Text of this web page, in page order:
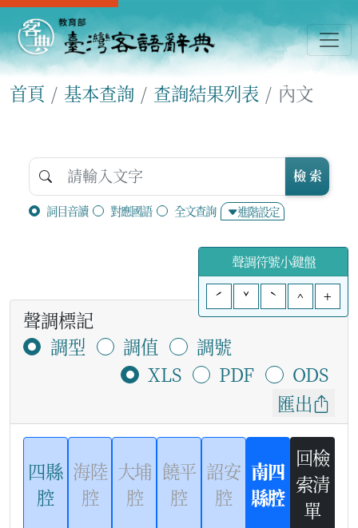
首頁 基本查詢 查詢結果列表 內文
詞目音讀 對應國語 全文查詢 進階設定
檢 索
聲調符號小鍵盤
ˊ
ˇ ˋ ^ +
聲調標記
調型
調值
調號
XLS
PDF
ODS
匯出
四縣
腔
海陸
腔
大埔
腔
饒平
腔
詔安
腔
南四
縣腔
回檢
索清
單